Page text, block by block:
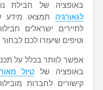
באופציה של חבילת
לגאורגיה תמצאו מידע
לתיירים ישראלים
וטיפים שיעזרו לכם
אפשר לוותר בכלל על
באופציה של טיול
קישורים לחברות